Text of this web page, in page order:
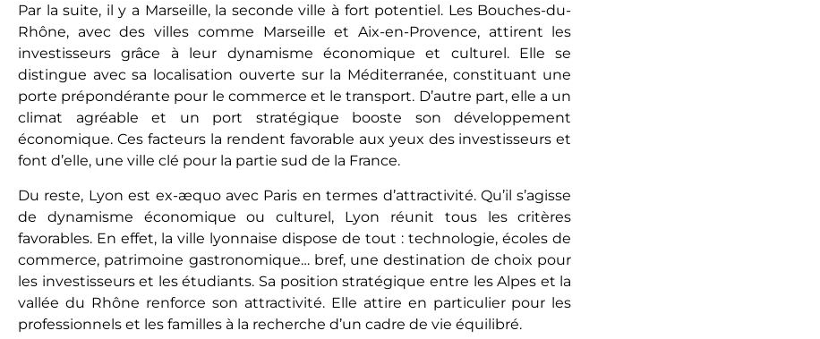
Par la suite, il y a Marseille, la seconde ville à fort potentiel. Les Bouches-du-
Rhône, avec des villes comme Marseille et Aix-en-Provence, attirent les
investisseurs grâce à leur dynamisme économique et culturel. Elle se
distingue avec sa localisation ouverte sur la Méditerranée, constituant une
porte prépondérante pour le commerce et le transport. D’autre part, elle a un
climat agréable et un port stratégique booste son développement
économique. Ces facteurs la rendent favorable aux yeux des investisseurs et
font d’elle, une ville clé pour la partie sud de la France.
Du reste, Lyon est ex-æquo avec Paris en termes d’attractivité. Qu’il s’agisse
de dynamisme économique ou culturel, Lyon réunit tous les critères
favorables. En effet, la ville lyonnaise dispose de tout : technologie, écoles de
commerce, patrimoine gastronomique… bref, une destination de choix pour
les investisseurs et les étudiants. Sa position stratégique entre les Alpes et la
vallée du Rhône renforce son attractivité. Elle attire en particulier pour les
professionnels et les familles à la recherche d’un cadre de vie équilibré.